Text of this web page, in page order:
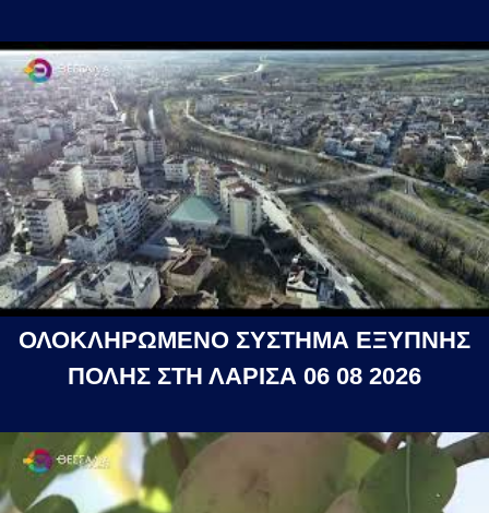
ΟΛΟΚΛΗΡΩΜΕΝΟ ΣΥΣΤΗΜΑ ΕΞΥΠΝΗΣ
ΠΟΛΗΣ ΣΤΗ ΛΑΡΙΣΑ 06 08 2026